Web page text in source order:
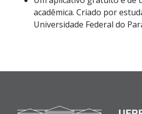
acadêmica. Criado por
Universidade Federal do